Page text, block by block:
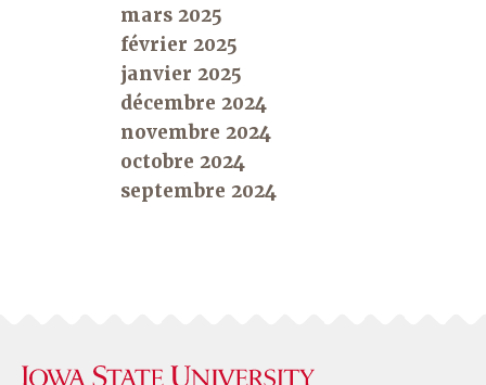
mars 2025
février 2025
janvier 2025
décembre 2024
novembre 2024
octobre 2024
septembre 2024